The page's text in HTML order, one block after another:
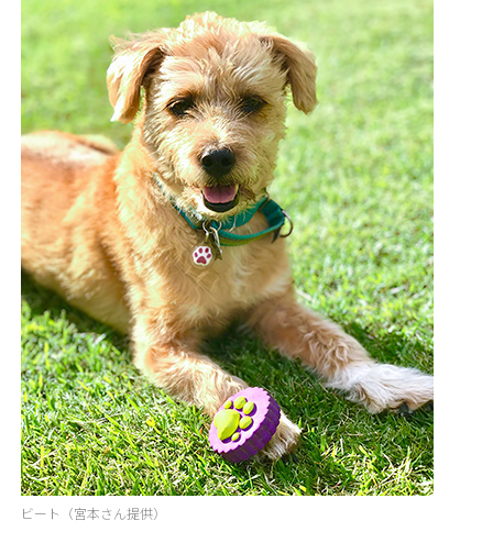
ビート（宮本さん提供）